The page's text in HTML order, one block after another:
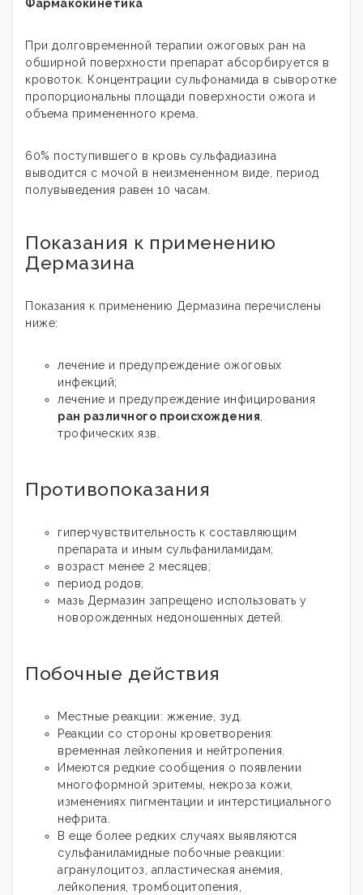
Фармакокинетика
При долговременной терапии ожоговых ран на
обширной поверхности препарат абсорбируется в
кровоток. Концентрации сульфонамида в сыворотке
пропорциональны площади поверхности ожога и
объема примененного крема.
60% поступившего в кровь сульфадиазина
выводится с мочой в неизмененном виде, период
полувыведения равен 10 часам.
Показания к применению
Дермазина
Показания к применению Дермазина перечислены
ниже:
лечение и предупреждение ожоговых
инфекций;
лечение и предупреждение инфицирования
ран различного происхождения,
трофических язв.
Противопоказания
гиперчувствительность к составляющим
препарата и иным сульфаниламидам;
возраст менее 2 месяцев;
период родов;
мазь Дермазин запрещено использовать у
новорожденных недоношенных детей.
Побочные действия
Местные реакции: жжение, зуд.
Реакции со стороны кроветворения:
временная лейкопения и нейтропения.
Имеются редкие сообщения о появлении
многоформной эритемы, некроза кожи,
изменениях пигментации и интерстициального
нефрита.
В еще более редких случаях выявляются
сульфаниламидные побочные реакции:
агранулоцитоз, апластическая анемия,
лейкопения, тромбоцитопения,